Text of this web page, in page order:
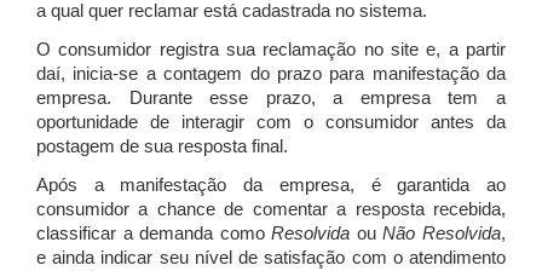
a qual quer reclamar está cadastrada no sistema.
O consumidor registra sua reclamação no site e, a partir
daí, inicia-se a contagem do prazo para manifestação da
empresa. Durante esse prazo, a empresa tem a
oportunidade de interagir com o consumidor antes da
postagem de sua resposta final.
Após a manifestação da empresa, é garantida ao
consumidor a chance de comentar a resposta recebida,
classificar a demanda comoResolvida ouNão Resolvida,
e ainda indicar seu nível de satisfação com o atendimento